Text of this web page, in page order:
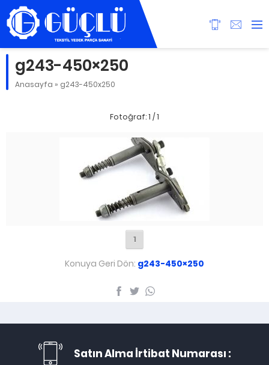
g243-450×250
Anasayfa » g243-450x250
Fotoğraf: 1 / 1
1
Konuya Geri Dön: g243-450×250
Satın Alma İrtibat Numarası :